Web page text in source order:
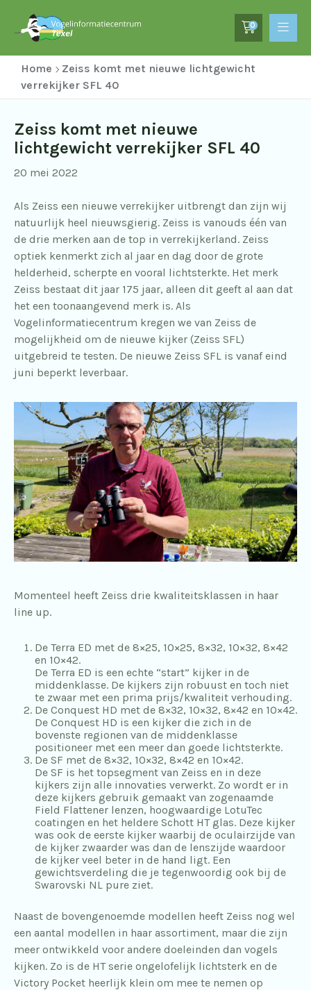
0
Home
Zeiss komt met nieuwe lichtgewicht
verrekijker SFL 40
Zeiss komt met nieuwe
lichtgewicht verrekijker SFL 40
20 mei 2022
Als Zeiss een nieuwe verrekijker uitbrengt dan zijn wij
natuurlijk heel nieuwsgierig. Zeiss is vanouds één van
de drie merken aan de top in verrekijkerland. Zeiss
optiek kenmerkt zich al jaar en dag door de grote
helderheid, scherpte en vooral lichtsterkte. Het merk
Zeiss bestaat dit jaar 175 jaar, alleen dit geeft al aan dat
het een toonaangevend merk is. Als
Vogelinformatiecentrum kregen we van Zeiss de
mogelijkheid om de nieuwe kijker (Zeiss SFL)
uitgebreid te testen. De nieuwe Zeiss SFL is vanaf eind
juni beperkt leverbaar.
Momenteel heeft Zeiss drie kwaliteitsklassen in haar
line up.
De Terra ED met de 8×25, 10×25, 8×32, 10×32, 8×42
en 10×42.
De Terra ED is een echte “start” kijker in de
middenklasse. De kijkers zijn robuust en toch niet
te zwaar met een prima prijs/kwaliteit verhouding.
De Conquest HD met de 8×32, 10×32, 8×42 en 10×42.
De Conquest HD is een kijker die zich in de
bovenste regionen van de middenklasse
positioneer met een meer dan goede lichtsterkte.
De SF met de 8×32, 10×32, 8×42 en 10×42.
De SF is het topsegment van Zeiss en in deze
kijkers zijn alle innovaties verwerkt. Zo wordt er in
deze kijkers gebruik gemaakt van zogenaamde
Field Flattener lenzen, hoogwaardige LotuTec
coatingen en het heldere Schott HT glas. Deze kijker
was ook de eerste kijker waarbij de oculairzijde van
de kijker zwaarder was dan de lenszijde waardoor
de kijker veel beter in de hand ligt. Een
gewichtsverdeling die je tegenwoordig ook bij de
Swarovski NL pure ziet.
Naast de bovengenoemde modellen heeft Zeiss nog wel
een aantal modellen in haar assortiment, maar die zijn
meer ontwikkeld voor andere doeleinden dan vogels
kijken. Zo is de HT serie ongelofelijk lichtsterk en de
Victory Pocket heerlijk klein om mee te nemen op